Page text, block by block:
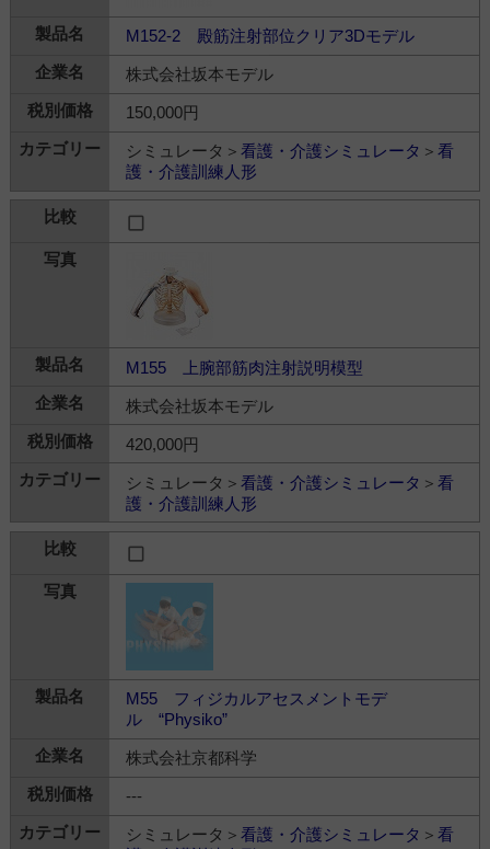
M152-2 殿筋注射部位クリア3Dモデル
株式会社坂本モデル
150,000円
シミュレータ＞ 看護・介護シミュレータ ＞ 看
護・介護訓練人形
M155 上腕部筋肉注射説明模型
株式会社坂本モデル
420,000円
シミュレータ＞ 看護・介護シミュレータ ＞ 看
護・介護訓練人形
M55 フィジカルアセスメントモデ
ル “Physiko”
株式会社京都科学
---
シミュレータ＞ 看護・介護シミュレータ ＞ 看